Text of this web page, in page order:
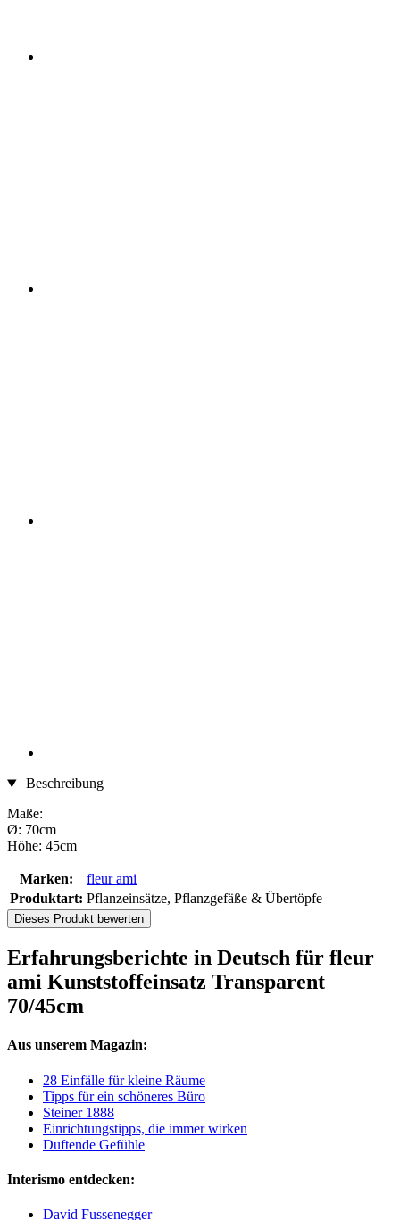
Beschreibung
Maße:
Ø: 70cm
Höhe: 45cm
Marken:
fleur ami
Produktart: Pflanzeinsätze, Pflanzgefäße & Übertöpfe
Dieses Produkt bewerten
Erfahrungsberichte in Deutsch für fleur
ami Kunststoffeinsatz Transparent
70/45cm
Aus unserem Magazin:
28 Einfälle für kleine Räume
Tipps für ein schöneres Büro
Steiner 1888
Einrichtungstipps, die immer wirken
Duftende Gefühle
Interismo entdecken:
David Fussenegger